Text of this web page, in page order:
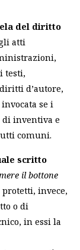
del diritto
atti
testi,
d’autore,
se i
inventiva e
comuni.
scritto
il bottone
invece,
o di
in essi la